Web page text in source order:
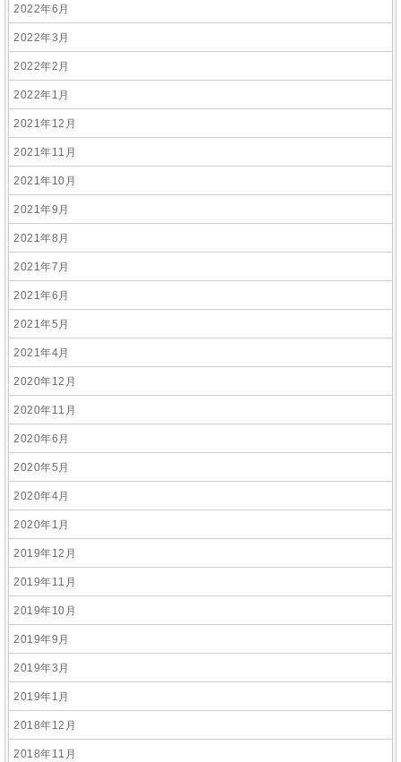
2022年6月
2022年3月
2022年2月
2022年1月
2021年12月
2021年11月
2021年10月
2021年9月
2021年8月
2021年7月
2021年6月
2021年5月
2021年4月
2020年12月
2020年11月
2020年6月
2020年5月
2020年4月
2020年1月
2019年12月
2019年11月
2019年10月
2019年9月
2019年3月
2019年1月
2018年12月
2018年11月